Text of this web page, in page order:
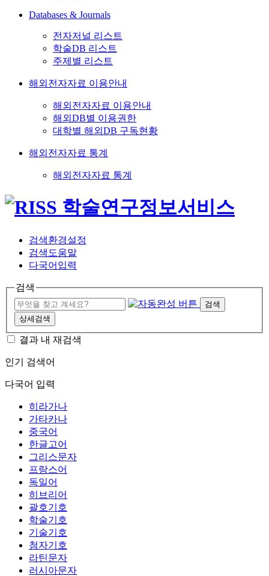
Databases & Journals
전자저널 리스트
학술DB 리스트
주제별 리스트
해외전자자료 이용안내
해외전자자료 이용안내
해외DB별 이용권한
대학별 해외DB 구독현황
해외전자자료 통계
해외전자자료 통계
검색환경설정
검색도움말
다국어입력
검색
검색
상세검색
결과 내 재검색
인기 검색어
다국어 입력
히라가나
가타카나
중국어
한글고어
그리스문자
프랑스어
독일어
히브리어
괄호기호
학술기호
기술기호
첨자기호
라틴문자
러시아문자